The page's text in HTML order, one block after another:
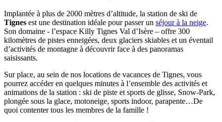
Implantée à plus de 2000 mètres d’altitude, la station de ski de
Tignes est une destination idéale pour passer un séjour à la neige.
Son domaine - l’espace Killy Tignes Val d’Isère – offre 300
kilomètres de pistes enneigées, deux glaciers skiables et un éventail
d’activités de montagne à découvrir face à des panoramas
saisissants.
Sur place, au sein de nos locations de vacances de Tignes, vous
pourrez accéder en quelques minutes à l’ensemble des activités et
animations de la station : ski de piste et sports de glisse, Snow-Park,
plongée sous la glace, motoneige, sports indoor, parapente…De
quoi contenter tous les membres de la famille !